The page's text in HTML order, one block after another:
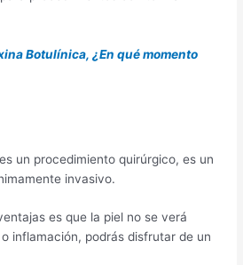
Botulínica, ¿En qué momento
un procedimiento quirúrgico, es un
invasivo.
es que la piel no se verá
inflamación, podrás disfrutar de un